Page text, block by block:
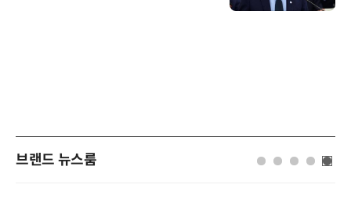
브랜드 뉴스룸